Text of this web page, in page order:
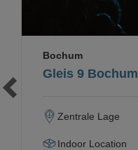
Gleis 9 Bochum
Bochum
Zentrale Lage
Indoor Location